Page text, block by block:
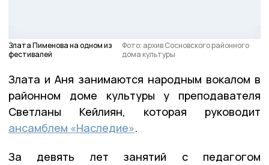
Злата Пименова на одном из
фестивалей
Фото: архив Сосновского районного
дома культуры
Злата и Аня занимаются народным вокалом в
районном доме культуры у преподавателя
Светланы Кейлиян, которая руководит
ансамблем «Наследие».
За девять лет занятий с педагогом